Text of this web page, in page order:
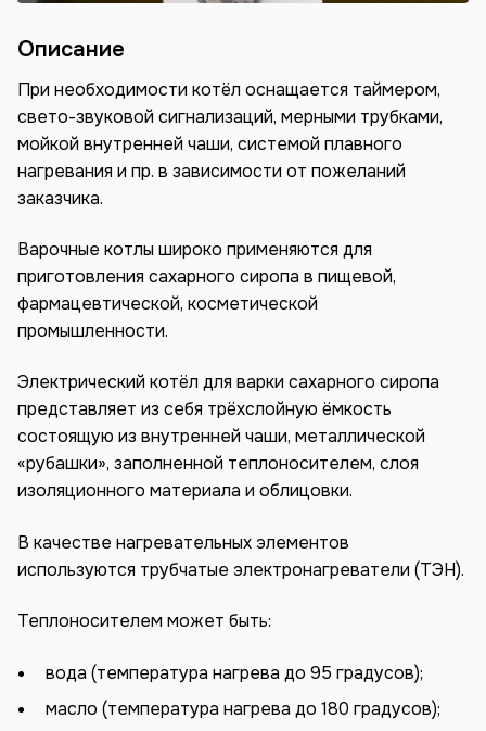
Описание
При необходимости котёл оснащается таймером,
свето-звуковой сигнализаций, мерными трубками,
мойкой внутренней чаши, системой плавного
нагревания и пр. в зависимости от пожеланий
заказчика.
Варочные котлы широко применяются для
приготовления сахарного сиропа в пищевой,
фармацевтической, косметической
промышленности.
Электрический котёл для варки сахарного сиропа
представляет из себя трёхслойную ёмкость
состоящую из внутренней чаши, металлической
«рубашки», заполненной теплоносителем, слоя
изоляционного материала и облицовки.
В качестве нагревательных элементов
используются трубчатые электронагреватели (ТЭН).
Теплоносителем может быть:
вода (температура нагрева до 95 градусов);
масло (температура нагрева до 180 градусов);